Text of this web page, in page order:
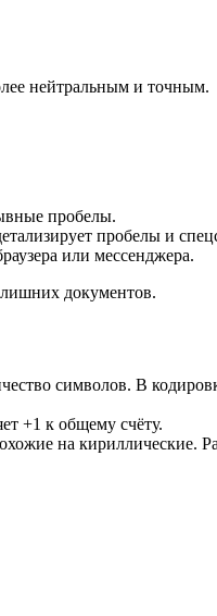
нейтральным и точным.
пробелы.
пробелы и
или мессенджера.
лишних документов.
символов. В
+1 к общему счёту.
на кириллические.